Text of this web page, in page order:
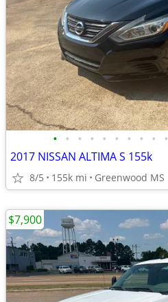
• • • • • • • • • •
2017 NISSAN ALTIMA S 155k
8/5 155k mi Greenwood MS
$7,900